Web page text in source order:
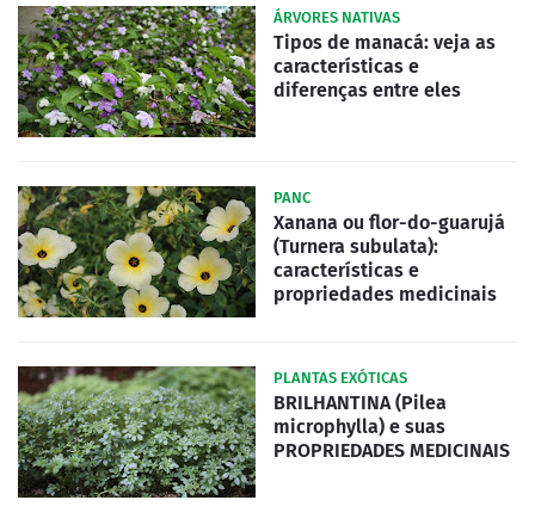
ÁRVORES NATIVAS
Tipos de manacá: veja as
características e
diferenças entre eles
PANC
Xanana ou flor-do-guarujá
(Turnera subulata):
características e
propriedades medicinais
PLANTAS EXÓTICAS
BRILHANTINA (Pilea
microphylla) e suas
PROPRIEDADES MEDICINAIS